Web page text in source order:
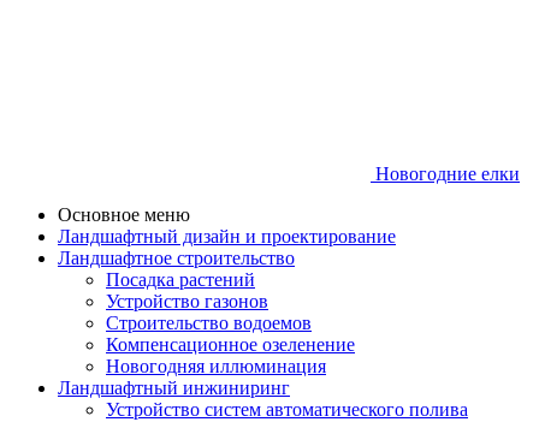
Новогодние елки
Основное меню
Ландшафтный дизайн и проектирование
Ландшафтное строительство
Посадка растений
Устройство газонов
Строительство водоемов
Компенсационное озеленение
Новогодняя иллюминация
Ландшафтный инжиниринг
Устройство систем автоматического полива